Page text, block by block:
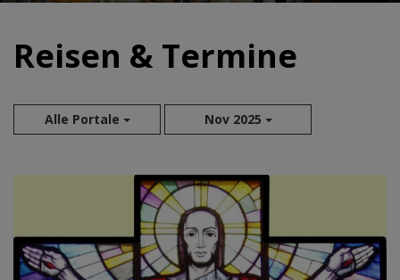
Reisen & Termine
Alle Portale Nov 2025
Aug 2026
Sep 2026
Okt 2026
Nov 2026
Dez 2026